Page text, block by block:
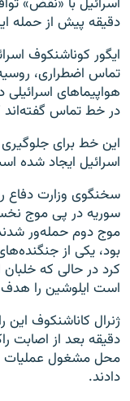
دقیقه پیش از حمله
ایگور کوناشنکوف
تماس اضطراری،
هواپیماهای
در خط تماس
این خط برای
اسرائیل ایجاد شده
سخنگوی وزارت دفاع
سوریه در پی موج
موج دوم حمله‌ور
بود، یکی از
کرد در حالی که
است ایلوشین را هدف
ژنرال کاناشنکوف این
دقیقه بعد از اصابت
دادند.